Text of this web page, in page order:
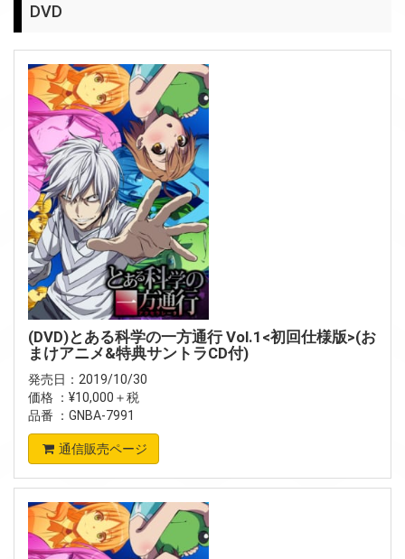
DVD
(DVD)とある科学の一方通行 Vol.1<初回仕様版>(お
まけアニメ&特典サントラCD付)
発売日：2019/10/30
価格 ：¥10,000＋税
品番 ：GNBA-7991
通信販売ページ